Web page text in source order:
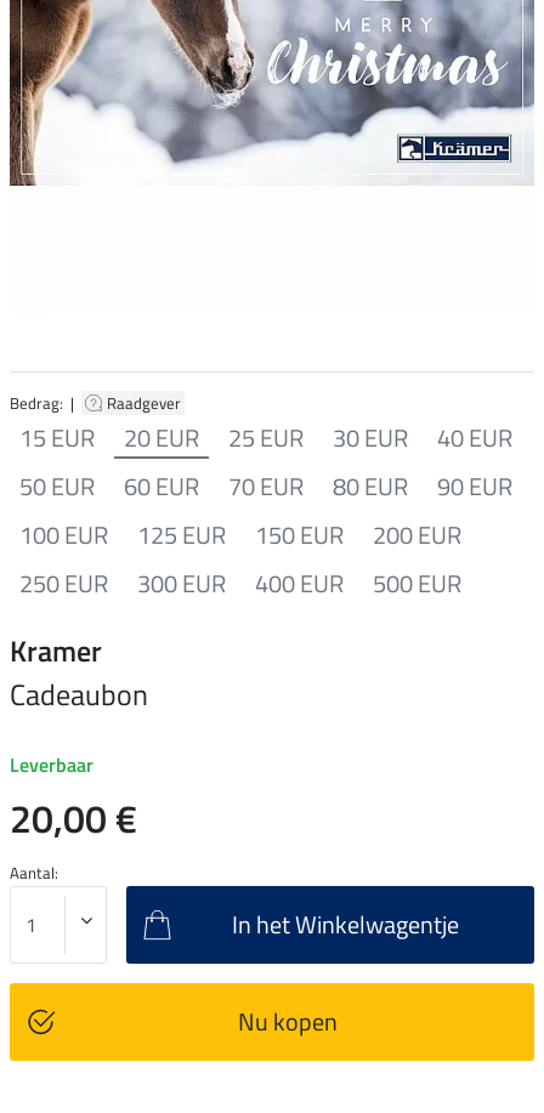
Bedrag: | Raadgever
15 EUR 20 EUR 25 EUR 30 EUR
40 EUR
50 EUR
60 EUR 70 EUR 80 EUR
90 EUR
100 EUR
125 EUR 150 EUR
200 EUR
250 EUR
300 EUR 400 EUR 500 EUR
Kramer
Cadeaubon
Leverbaar
20,00 €
Aantal:
In het Winkelwagentje
Nu kopen